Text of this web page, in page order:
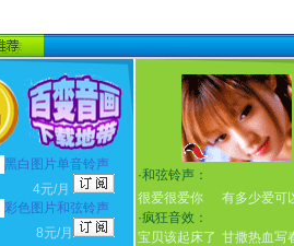
黑白图片单音铃声
4元/月
彩色图片和弦铃声
8元/月
·和弦铃声：
很爱很爱你
有多少爱可
·疯狂音效：
宝贝该起床了 甘撒热血写